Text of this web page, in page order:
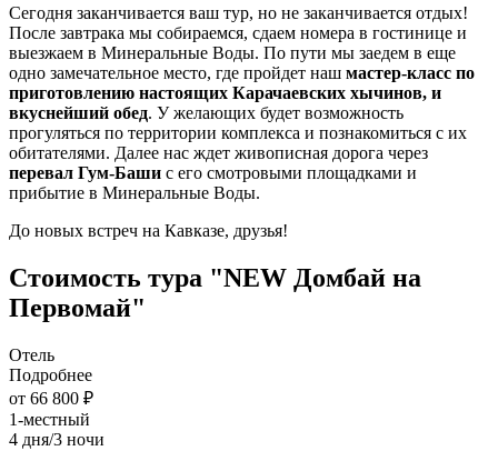
Сегодня заканчивается ваш тур, но не заканчивается отдых!
После завтрака мы собираемся, сдаем номера в гостинице и
выезжаем в Минеральные Воды. По пути мы заедем в еще
одно замечательное место, где пройдет наш мастер-класс по
приготовлению настоящих Карачаевских хычинов, и
вкуснейший обед. У желающих будет возможность
прогуляться по территории комплекса и познакомиться с их
обитателями. Далее нас ждет живописная дорога через
перевал Гум-Баши с его смотровыми площадками и
прибытие в Минеральные Воды.
До новых встреч на Кавказе, друзья!
Стоимость тура "NEW Домбай на
Первомай"
Отель
Подробнее
от 66 800 ₽
1-местный
4 дня/3 ночи